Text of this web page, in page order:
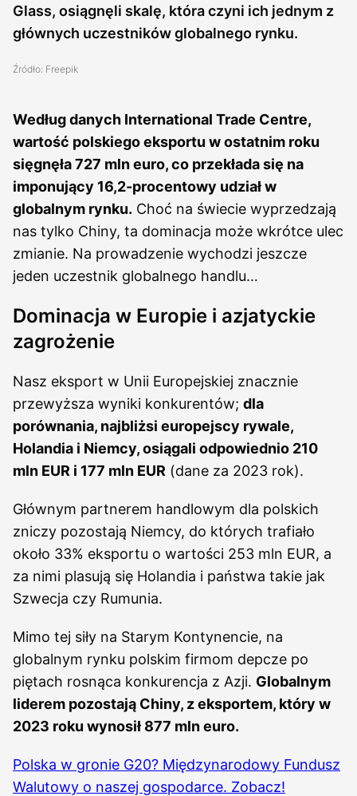
Glass, osiągnęli skalę, która czyni ich jednym z
głównych uczestników globalnego rynku.
Źródło: Freepik
Według danych International Trade Centre,
wartość polskiego eksportu w ostatnim roku
sięgnęła 727 mln euro, co przekłada się na
imponujący 16,2-procentowy udział w
globalnym rynku. Choć na świecie wyprzedzają
nas tylko Chiny, ta dominacja może wkrótce ulec
zmianie. Na prowadzenie wychodzi jeszcze
jeden uczestnik globalnego handlu…
Dominacja w Europie i azjatyckie
zagrożenie
Nasz eksport w Unii Europejskiej znacznie
przewyższa wyniki konkurentów; dla
porównania, najbliżsi europejscy rywale,
Holandia i Niemcy, osiągali odpowiednio 210
mln EUR i 177 mln EUR (dane za 2023 rok).
Głównym partnerem handlowym dla polskich
zniczy pozostają Niemcy, do których trafiało
około 33% eksportu o wartości 253 mln EUR, a
za nimi plasują się Holandia i państwa takie jak
Szwecja czy Rumunia.
Mimo tej siły na Starym Kontynencie, na
globalnym rynku polskim firmom depcze po
piętach rosnąca konkurencja z Azji. Globalnym
liderem pozostają Chiny, z eksportem, który w
2023 roku wynosił 877 mln euro.
Polska w gronie G20? Międzynarodowy Fundusz
Walutowy o naszej gospodarce. Zobacz!